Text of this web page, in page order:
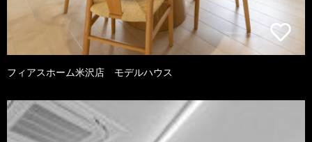
フィアスホーム米沢店 モデルハウス